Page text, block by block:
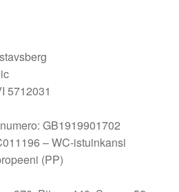
5712031
GB1919901702
– WC-istuinkansi
(PP)